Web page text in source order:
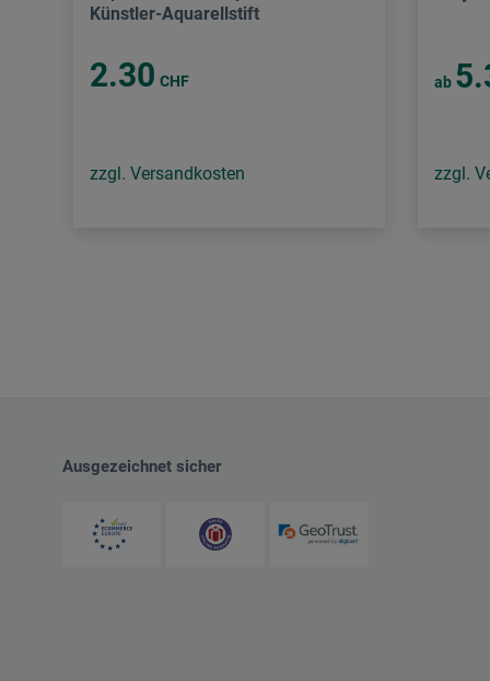
Künstler-Aquarellstift
2.30 CHF
zzgl. Versandkosten
ab
zzgl.
Ausgezeichnet sicher